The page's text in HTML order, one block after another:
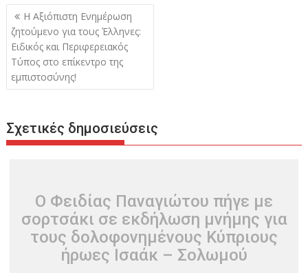
Πλοήγηση
άρθρων
Η Αξιόπιστη Ενημέρωση
ζητούμενο για τους Έλληνες:
Ειδικός και Περιφερειακός
Τύπος στο επίκεντρο της
εμπιστοσύνης!
Σχετικές δημοσιεύσεις
Ο Φειδίας Παναγιώτου πήγε με
σορτσάκι σε εκδήλωση μνήμης για
τους δολοφονημένους Κύπριους
ήρωες Ισαάκ – Σολωμού